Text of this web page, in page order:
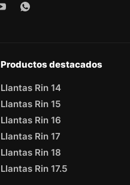
Productos destacados
Llantas Rin 14
Llantas Rin 15
Llantas Rin 16
Llantas Rin 17
Llantas Rin 18
Llantas Rin 17.5